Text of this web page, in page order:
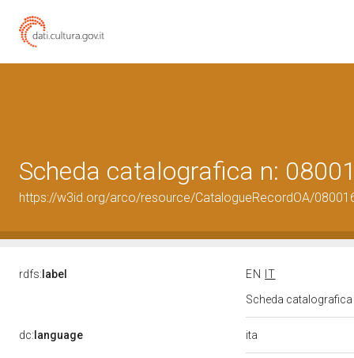
Scheda catalografica n:
https://w3id.org/arco/resource/CatalogueRecordOA/
rdfs: label EN
IT
Scheda
dc: language ita